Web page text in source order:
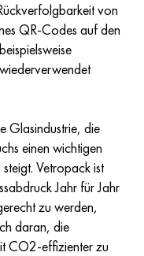
von
QR-Codes auf den
Glasindustrie, die
einen wichtigen
Vetropack ist
Jahr für Jahr
zu werden,
daran, die
CO2-effizienter zu